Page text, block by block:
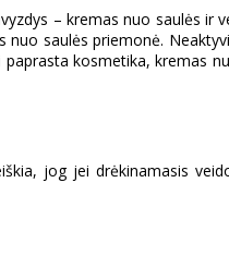
– kremas nuo saulės ir
saulės priemonė.
kosmetika, kremas
jog jei drėkinamasis